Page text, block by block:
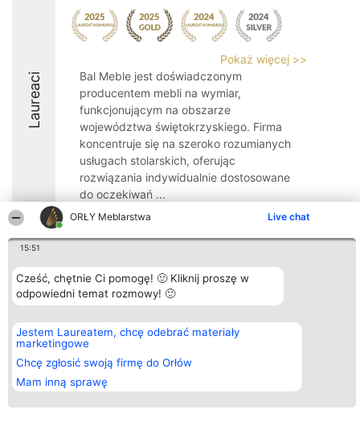
ORŁY Meblarstwa Live chat
15:51
Cześć, chętnie Ci pomogę! 🙂 Kliknij proszę w
odpowiedni temat rozmowy! 🙂
Jestem Laureatem, chcę odebrać materiały
marketingowe
Chcę zgłosić swoją firmę do Orłów
Mam inną sprawę
Laureaci
Pokaż więcej >>
Bal Meble jest doświadczonym
producentem mebli na wymiar,
funkcjonującym na obszarze
województwa świętokrzyskiego. Firma
koncentruje się na szeroko rozumianych
usługach stolarskich, oferując
rozwiązania indywidualnie dostosowane
do oczekiwań ...
9
Organizator plebiscytu
Bright Side Solutions sp. z o.
o. sp. k.
Wrocław 50-079
KRS 0000749100 | Regon
381313360 | NIP 8943132676
+48 508 492 400
Plebiscyt
Laureaci
Lista
Laureatów
Polityka
Kontakt